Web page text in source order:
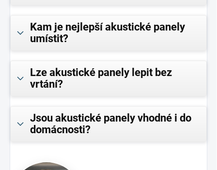
Kam je nejlepší akustické panely
umístit?
Lze akustické panely lepit bez
vrtání?
Jsou akustické panely vhodné i do
domácnosti?